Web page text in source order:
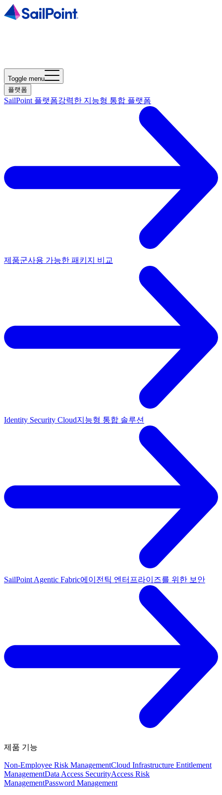
Toggle menu
플랫폼
SailPoint 플랫폼강력한 지능형 통합 플랫폼
제품군사용 가능한 패키지 비교
Identity Security Cloud지능형 통합 솔루션
SailPoint Agentic Fabric에이전틱 엔터프라이즈를 위한 보안
제품 기능
Non-Employee Risk ManagementCloud Infrastructure Entitlement
ManagementData Access SecurityAccess Risk
ManagementPassword Management